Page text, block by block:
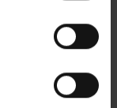
posizione
di qualche
per aree di